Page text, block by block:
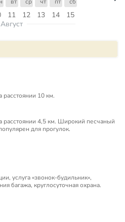
11 12 13 14 15
Август
10 км.
4,5 км. Широкий песчаный
для прогулок.
услуга «звонок-будильник»,
багажа, круглосуточная охрана.